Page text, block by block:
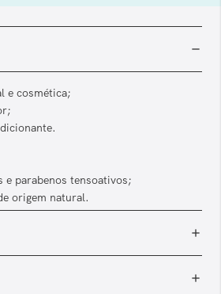
e cosmética;
parabenos tensoativos;
origem natural.